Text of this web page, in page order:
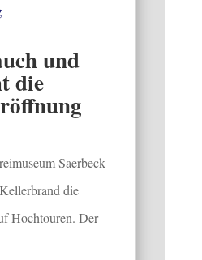
und
die
Saerbeck
die
Hochtouren. Der